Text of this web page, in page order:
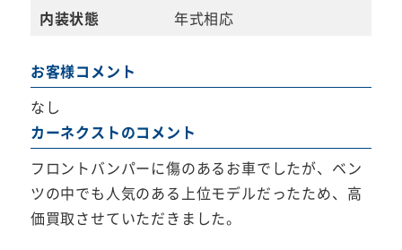
内装状態
年式相応
お客様コメント
なし
カーネクストのコメント
フロントバンパーに傷のあるお車でしたが、ベン
ツの中でも人気のある上位モデルだったため、高
価買取させていただきました。